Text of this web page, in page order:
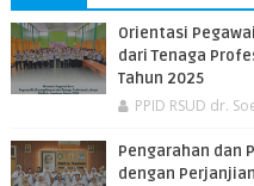
Orientasi
dari Tenaga
Tahun 2025
PPID RSUD dr.
Pengarahan dan
dengan Perjanjian